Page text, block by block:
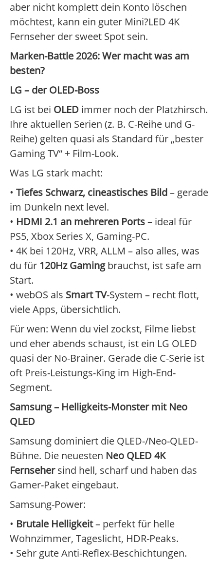
aber nicht komplett dein Konto löschen
möchtest, kann ein guter Mini?LED 4K
Fernseher der sweet Spot sein.
Marken-Battle 2026: Wer macht was am
besten?
LG – der OLED-Boss
LG ist bei OLED immer noch der Platzhirsch.
Ihre aktuellen Serien (z. B. C-Reihe und G-
Reihe) gelten quasi als Standard für „bester
Gaming TV“ + Film-Look.
Was LG stark macht:
• Tiefes Schwarz, cineastisches Bild– gerade
im Dunkeln next level.
• HDMI 2.1 an mehreren Ports– ideal für
PS5, Xbox Series X, Gaming-PC.
• 4K bei 120Hz, VRR, ALLM – also alles, was
du für 120Hz Gamingbrauchst, ist safe am
Start.
• webOS als Smart TV-System – recht flott,
viele Apps, übersichtlich.
Für wen: Wenn du viel zockst, Filme liebst
und eher abends schaust, ist ein LG OLED
quasi der No-Brainer. Gerade die C-Serie ist
oft Preis-Leistungs-King im High-End-
Segment.
Samsung – Helligkeits-Monster mit Neo
QLED
Samsung dominiert die QLED-/Neo-QLED-
Bühne. Die neuesten Neo QLED 4K
Fernsehersind hell, scharf und haben das
Gamer-Paket eingebaut.
Samsung-Power:
• Brutale Helligkeit– perfekt für helle
Wohnzimmer, Tageslicht, HDR-Peaks.
• Sehr gute Anti-Reflex-Beschichtungen.